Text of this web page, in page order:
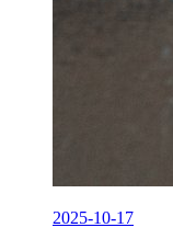
2025-10-17